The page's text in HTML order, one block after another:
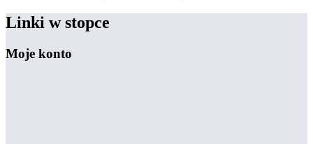
Linki w stopce
Moje konto